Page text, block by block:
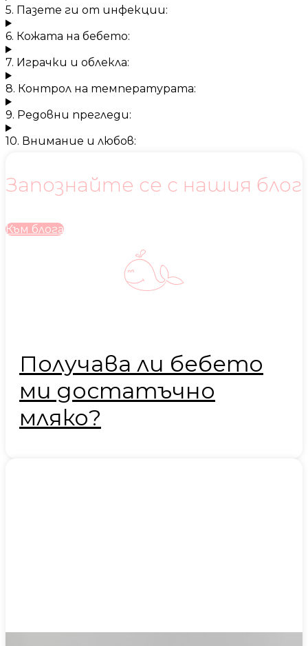
5. Пазете ги от инфекции:
6. Кожата на бебето:
7. Играчки и облекла:
8. Контрол на температурата:
9. Редовни прегледи:
10. Внимание и любов:
Запознайте се с нашия блог
Към блога
Получава ли бебето
ми достатъчно
мляко?